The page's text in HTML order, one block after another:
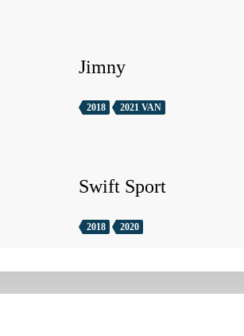
Jimny
2018 2021 VAN
Swift Sport
2018 2020